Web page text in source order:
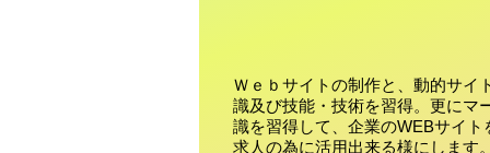
Ｗｅｂサイトの制作と、動的サイ
識及び技能・技術を習得。更にマ
識を習得して、企業のWEBサイト
求人の為に活用出来る様にします